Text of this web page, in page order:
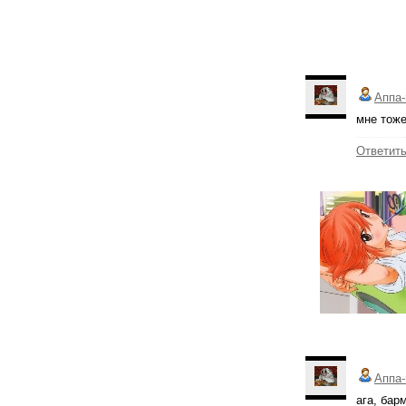
мне
Ответить
ага,